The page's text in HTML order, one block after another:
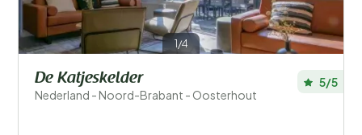
1/4
De Katjeskelder
Nederland - Noord-Brabant - Oosterhout
5/5